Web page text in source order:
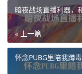
暗夜战场直播利器，
« 上一篇
怀念PUBG里陪我蹲